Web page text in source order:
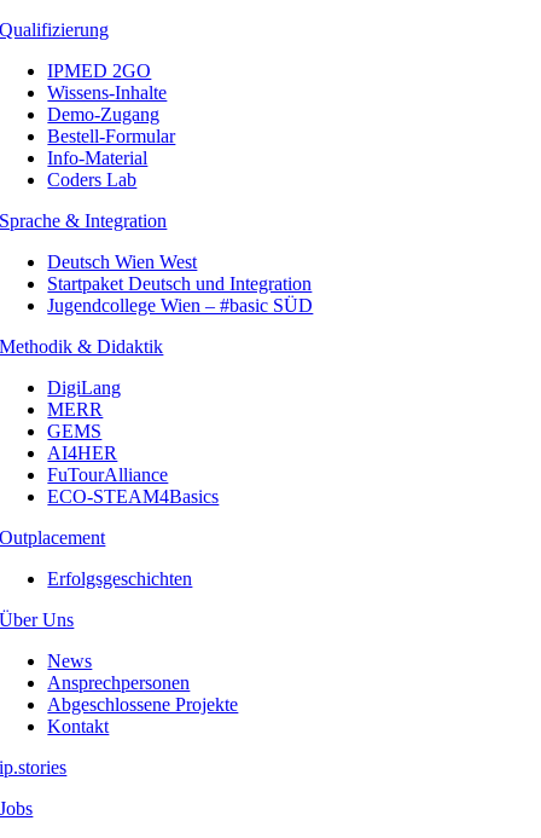
Qualifizierung
IPMED 2GO
Wissens-Inhalte
Demo-Zugang
Bestell-Formular
Info-Material
Coders Lab
Sprache & Integration
Deutsch Wien West
Startpaket Deutsch und Integration
Jugendcollege Wien – #basic SÜD
Methodik & Didaktik
DigiLang
MERR
GEMS
AI4HER
FuTourAlliance
ECO-STEAM4Basics
Outplacement
Erfolgsgeschichten
Über Uns
News
Ansprechpersonen
Abgeschlossene Projekte
Kontakt
ip.stories
Jobs